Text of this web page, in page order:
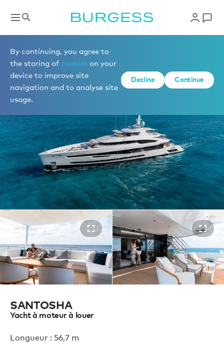
By continuing, you agree to
the storing of cookies on your
device to improve site
navigation and to analyse site
usage.
Decline Continue
Yachts à la location
1 de 41 photos
SANTOSHA
Yacht à moteur à louer
Longueur : 56,7 m